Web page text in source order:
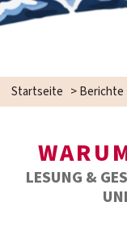
Startseite >Berichte
LESUNG &